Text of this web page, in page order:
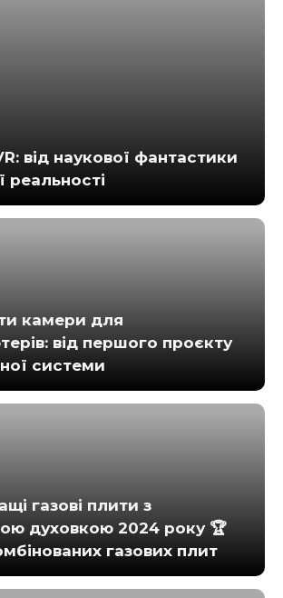
від наукової фантастики
реальності
камери для
від першого проєкту
системи
газові плити з
духовкою 2024 року 🏆
газових плит